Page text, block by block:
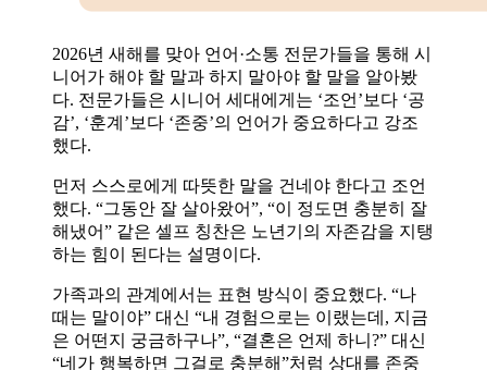
2026년 새해를 맞아 언어·소통 전문가들을 통해 시
니어가 해야 할 말과 하지 말아야 할 말을 알아봤
다. 전문가들은 시니어 세대에게는 ‘조언’보다 ‘공
감’, ‘훈계’보다 ‘존중’의 언어가 중요하다고 강조
했다.
먼저 스스로에게 따뜻한 말을 건네야 한다고 조언
했다. “그동안 잘 살아왔어”, “이 정도면 충분히 잘
해냈어” 같은 셀프 칭찬은 노년기의 자존감을 지탱
하는 힘이 된다는 설명이다.
가족과의 관계에서는 표현 방식이 중요했다. “나
때는 말이야” 대신 “내 경험으로는 이랬는데, 지금
은 어떤지 궁금하구나”, “결혼은 언제 하니?” 대신
“네가 행복하면 그걸로 충분해”처럼 상대를 존중